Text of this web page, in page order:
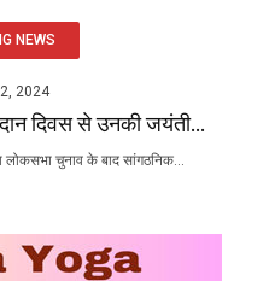
NEWS
2024
दिवस से उनकी जयंती...
चुनाव के बाद सांगठनिक...